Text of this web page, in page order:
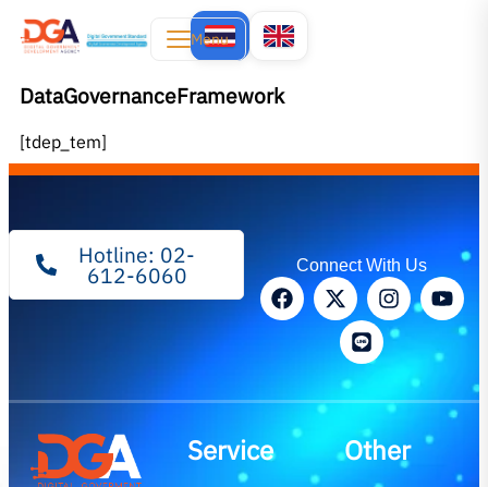
Menu
DataGovernanceFramework
[tdep_tem]
Hotline: 02-
612-6060 Connect With Us
Service Other